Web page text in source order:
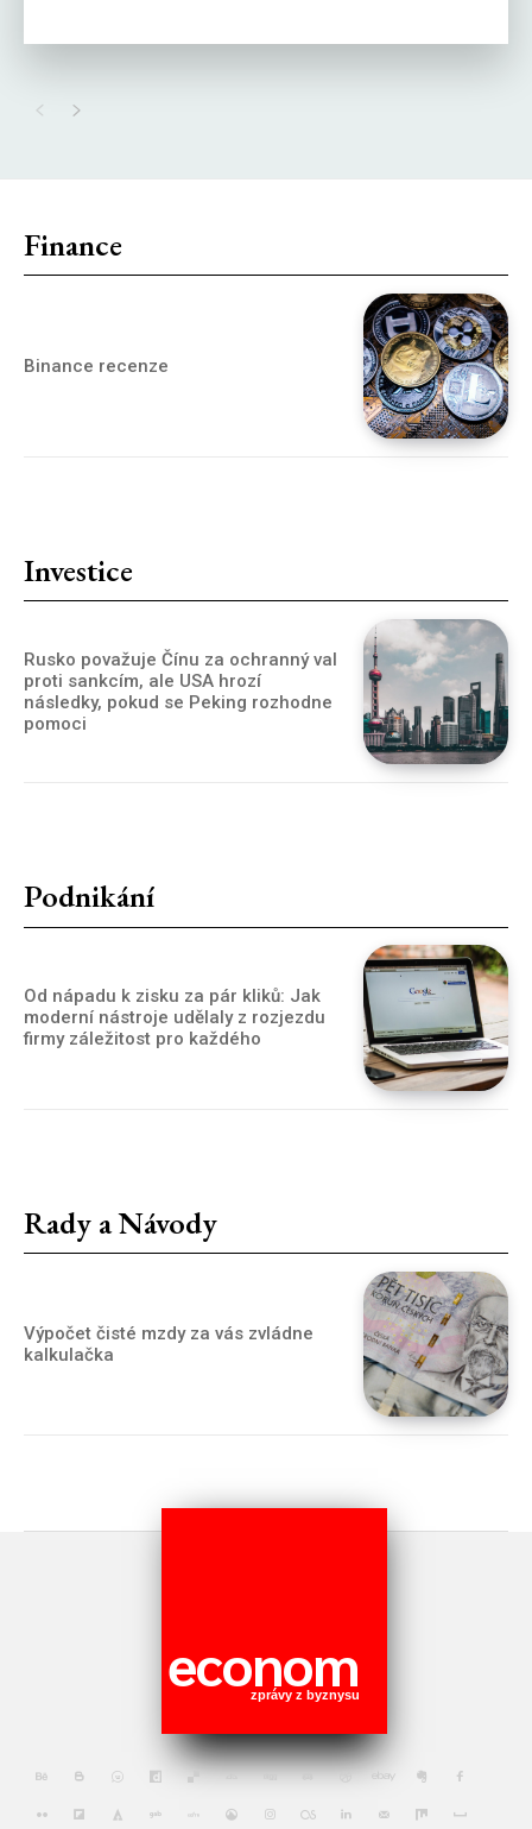
Finance
Binance recenze
Investice
Rusko považuje Čínu za ochranný val
proti sankcím, ale USA hrozí
následky, pokud se Peking rozhodne
pomoci
Podnikání
Od nápadu k zisku za pár kliků: Jak
moderní nástroje udělaly z rozjezdu
firmy záležitost pro každého
Rady a Návody
Výpočet čisté mzdy za vás zvládne
kalkulačka
econom
zprávy z byznysu